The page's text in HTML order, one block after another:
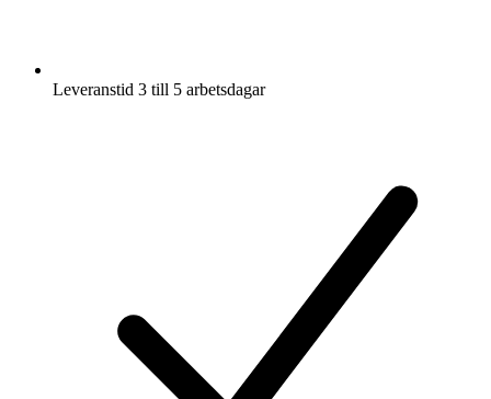
Leveranstid 3 till 5 arbetsdagar